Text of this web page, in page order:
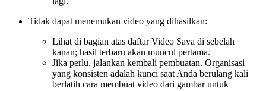
Tidak dapat menemukan video yang dihasilkan:
Lihat di bagian atas daftar Video Saya di sebelah
kanan; hasil terbaru akan muncul pertama.
Jika perlu, jalankan kembali pembuatan. Organisasi
yang konsisten adalah kunci saat Anda berulang kali
berlatih cara membuat video dari gambar untuk